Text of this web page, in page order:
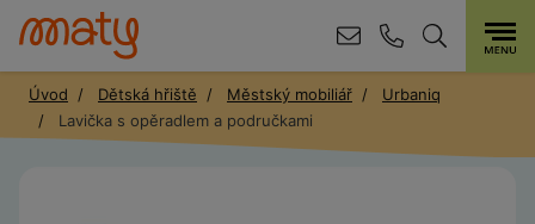
Úvod Dětská hřiště Městský mobiliář
Urbaniq
Lavička s opěradlem a područkami